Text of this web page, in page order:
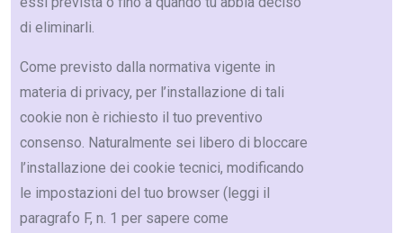
di eliminarli.
Come previsto dalla normativa vigente in
materia di privacy, per l’installazione di tali
cookie non è richiesto il tuo preventivo
consenso. Naturalmente sei libero di bloccare
l’installazione dei cookie tecnici, modificando
le impostazioni del tuo browser (leggi il
paragrafo F, n. 1 per sapere come